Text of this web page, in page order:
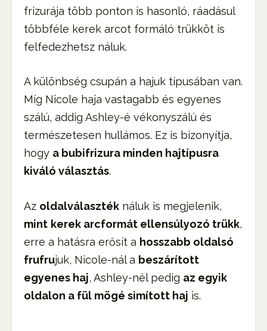
frizurája több ponton is hasonló, ráadásul
többféle kerek arcot formáló trükköt is
felfedezhetsz náluk.
A különbség csupán a hajuk típusában van.
Míg Nicole haja vastagabb és egyenes
szálú, addig Ashley-é vékonyszálú és
természetesen hullámos. Ez is bizonyítja,
hogy a bubifrizura minden hajtípusra
kiváló választás.
Az oldalválaszték náluk is megjelenik,
mint kerek arcformát ellensúlyozó trükk,
erre a hatásra erősít a hosszabb oldalsó
frufrujuk, Nicole-nál a beszárított
egyenes haj, Ashley-nél pedig az egyik
oldalon a fül mögé simított haj is.